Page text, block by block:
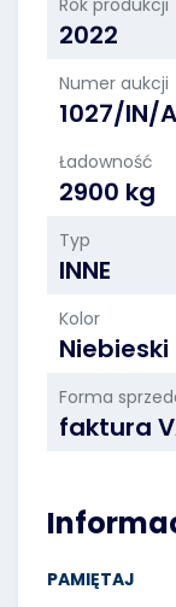
Rok produkcji
2022
Numer aukcji
1027/IN/
Ładowność
2900 kg
Typ
INNE
Kolor
Niebieski
Forma
faktura
PAMIĘTAJ